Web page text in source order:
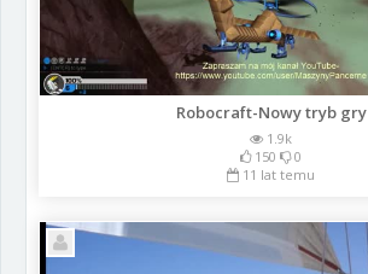
Robocraft-Nowy tryb gry
1.9k
150
0
11 lat temu